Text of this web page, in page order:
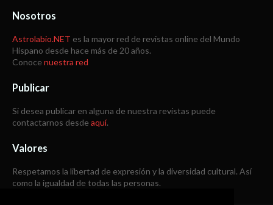
Nosotros
Astrolabio.NET es la mayor red de revistas online del Mundo
Hispano desde hace más de 20 años.
Conoce nuestra red
Publicar
Si desea publicar en alguna de nuestra revistas puede
contactarnos desde aquí.
Valores
Respetamos la libertad de expresión y la diversidad cultural. Así
como la igualdad de todas las personas.